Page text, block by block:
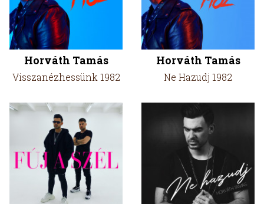
Horváth Tamás
Visszanézhessünk 1982
Horváth Tamás
Ne Hazudj 1982